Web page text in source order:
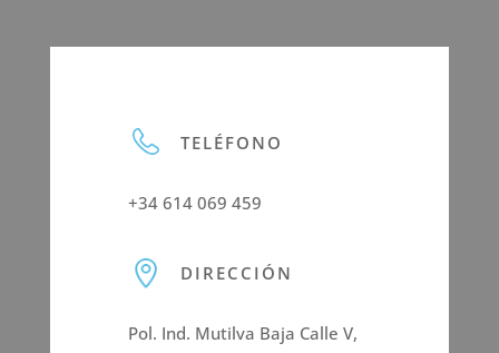
TELÉFONO
+34 614 069 459
DIRECCIÓN
Pol. Ind. Mutilva Baja Calle V,